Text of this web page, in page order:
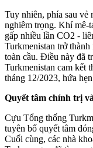
Tuy nhiên, phía sau vẻ
nghiêm trọng. Khí mê-
gấp nhiều lần CO2 -
Turkmenistan trở
toàn cầu. Điều này đã
Turkmenistan cam kết
tháng 12/2023, hứa
Quyết tâm chính trị
Cựu Tổng thống
tuyên bố quyết tâm
Cuối cùng, các nhà